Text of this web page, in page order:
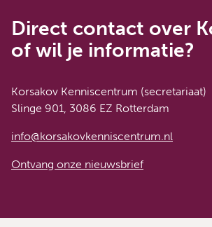
Direct contact over
of wil je informatie?
Korsakov Kenniscentrum (secretariaat)
Slinge 901, 3086 EZ Rotterdam
info@korsakovkenniscentrum.nl
Ontvang onze nieuwsbrief